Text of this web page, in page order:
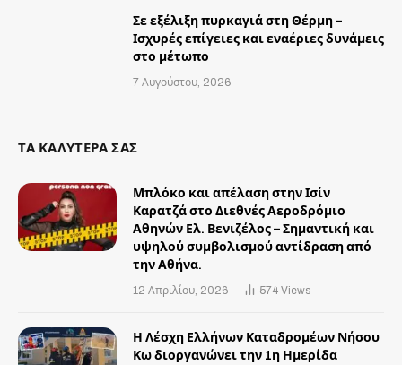
Σε εξέλιξη πυρκαγιά στη Θέρμη –
Ισχυρές επίγειες και εναέριες δυνάμεις
στο μέτωπο
7 Αυγούστου, 2026
ΤΑ ΚΑΛΥΤΕΡΑ ΣΑΣ
Μπλόκο και απέλαση στην Ισίν
Καρατζά στο Διεθνές Αεροδρόμιο
Αθηνών Ελ. Βενιζέλος – Σημαντική και
υψηλού συμβολισμού αντίδραση από
την Αθήνα.
12 Απριλίου, 2026 574 Views
Η Λέσχη Ελλήνων Καταδρομέων Νήσου
Κω διοργανώνει την 1η Ημερίδα